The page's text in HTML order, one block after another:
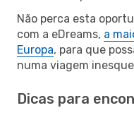
Não perca esta
com a eDreams, a
Europa, para que
numa viagem
Dicas para